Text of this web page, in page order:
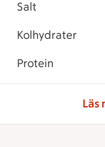
Salt
Kolhydrater
Protein
Läs